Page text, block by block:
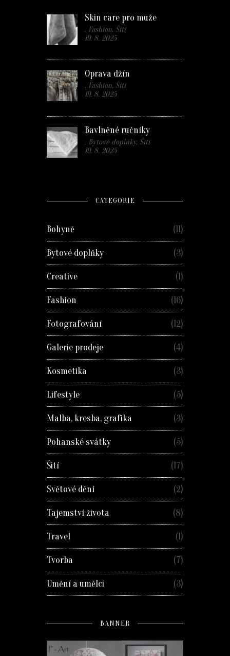
Skin care pro muže
. Fashion, Šití
19. 8. 2025
Oprava džín
. Fashion, Šití
19. 8. 2025
Bavlněné ručníky
. Bytové doplňky, Šití
19. 8. 2025
CATEGORIE
Bohyně (11)
Bytové doplňky (3)
Creative (1)
Fashion (16)
Fotografování (12)
Galerie prodeje (4)
Kosmetika (3)
Lifestyle (5)
Malba, kresba, grafika (3)
Pohanské svátky (5)
Šití (17)
Světové dění (2)
Tajemství života (8)
Travel (1)
Tvorba (7)
Umění a umělci (3)
BANNER